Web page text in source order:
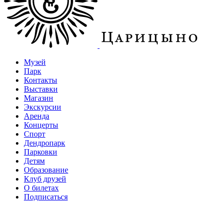
Музей
Парк
Контакты
Выставки
Магазин
Экскурсии
Аренда
Концерты
Спорт
Дендропарк
Парковки
Детям
Образование
Клуб друзей
О билетах
Подписаться